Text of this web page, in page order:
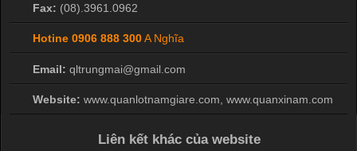
Fax: (08).3961.0962
Hotine 0906 888 300A Nghĩa
Email: qltrungmai@gmail.com
Website: www.quanlotnamgiare.com, www.quanxinam.com
Liên kết khác của website